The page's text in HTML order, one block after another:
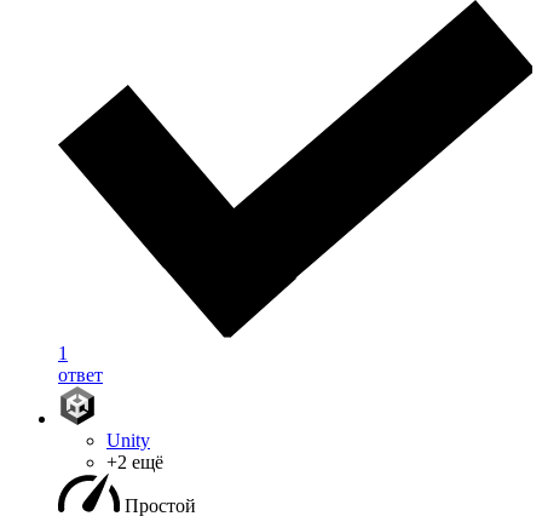
1
ответ
Unity
+2 ещё
Простой